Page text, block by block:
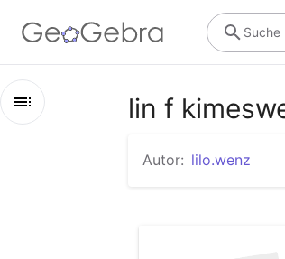
Suche
lin f
Autor: lilo.wenz